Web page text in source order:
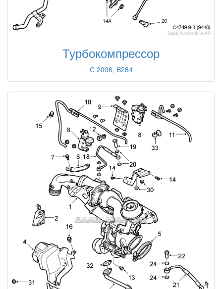
Турбокомпрессор
С 2006, B284